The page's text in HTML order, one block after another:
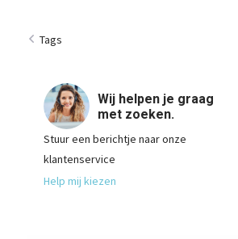
Tags
Wij helpen je graag
met zoeken.
Stuur een berichtje naar onze
klantenservice
Help mij kiezen